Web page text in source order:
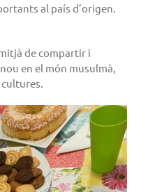
al país d’origen.
de compartir i
en el món musulmà,